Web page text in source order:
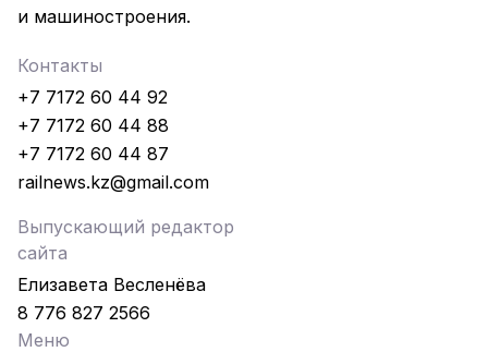
и машиностроения.
Контакты
+7 7172 60 44 92
+7 7172 60 44 88
+7 7172 60 44 87
railnews.kz@gmail.com
Выпускающий редактор
сайта
Елизавета Весленёва
8 776 827 2566
Меню